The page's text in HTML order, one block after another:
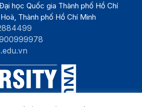
học Quốc gia Thành phố Hồ Chí
Thành phố Hồ Chí Minh